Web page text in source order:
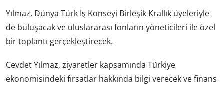
Yılmaz, Dünya Türk İş Konseyi Birleşik Krallık üyeleriyle
de buluşacak ve uluslararası fonların yöneticileri ile özel
bir toplantı gerçekleştirecek.
Cevdet Yılmaz, ziyaretler kapsamında Türkiye
ekonomisindeki fırsatlar hakkında bilgi verecek ve finans